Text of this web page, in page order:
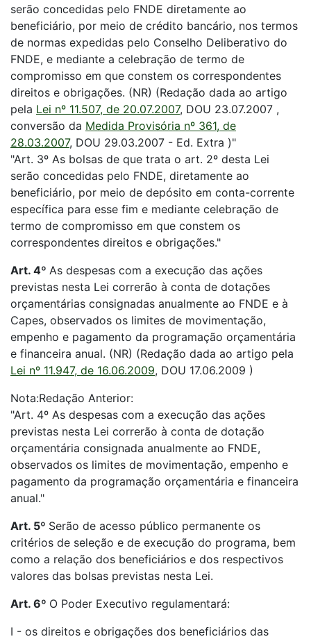
serão concedidas pelo FNDE diretamente ao
beneficiário, por meio de crédito bancário, nos termos
de normas expedidas pelo Conselho Deliberativo do
FNDE, e mediante a celebração de termo de
compromisso em que constem os correspondentes
direitos e obrigações. (NR) (Redação dada ao artigo
pela Lei nº 11.507, de 20.07.2007, DOU 23.07.2007 ,
conversão da Medida Provisória nº 361, de
28.03.2007, DOU 29.03.2007 - Ed. Extra )"
"Art. 3º As bolsas de que trata o art. 2º desta Lei
serão concedidas pelo FNDE, diretamente ao
beneficiário, por meio de depósito em conta-corrente
específica para esse fim e mediante celebração de
termo de compromisso em que constem os
correspondentes direitos e obrigações."
Art. 4º As despesas com a execução das ações
previstas nesta Lei correrão à conta de dotações
orçamentárias consignadas anualmente ao FNDE e à
Capes, observados os limites de movimentação,
empenho e pagamento da programação orçamentária
e financeira anual. (NR) (Redação dada ao artigo pela
Lei nº 11.947, de 16.06.2009, DOU 17.06.2009 )
Nota:Redação Anterior:
"Art. 4º As despesas com a execução das ações
previstas nesta Lei correrão à conta de dotação
orçamentária consignada anualmente ao FNDE,
observados os limites de movimentação, empenho e
pagamento da programação orçamentária e financeira
anual."
Art. 5º Serão de acesso público permanente os
critérios de seleção e de execução do programa, bem
como a relação dos beneficiários e dos respectivos
valores das bolsas previstas nesta Lei.
Art. 6º O Poder Executivo regulamentará:
I - os direitos e obrigações dos beneficiários das